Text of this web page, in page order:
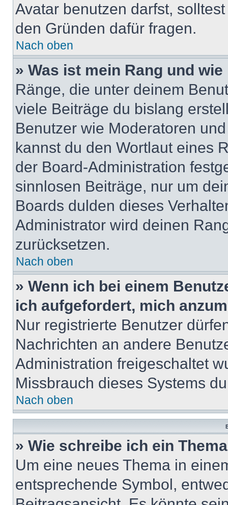
Avatar benutzen darfst,
den Gründen dafür fragen.
Nach oben
» Was ist mein Rang und
Ränge, die unter deinem
viele Beiträge du bislang
Benutzer wie Moderatoren
kannst du den Wortlaut eines
der Board-Administration
sinnlosen Beiträge, nur um
Boards dulden dieses
Administrator wird deinen
zurücksetzen.
Nach oben
» Wenn ich bei einem
ich aufgefordert, mich
Nur registrierte Benutzer
Nachrichten an andere
Administration freigeschaltet
Missbrauch dieses Systems
Nach oben
» Wie schreibe ich ein
Um eine neues Thema in
entsprechende Symbol,